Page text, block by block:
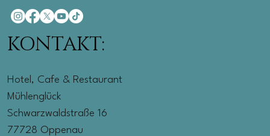
KONTAKT:
Hotel, Cafe & Restaurant
Mühlenglück
Schwarzwaldstraße 16
77728 Oppenau